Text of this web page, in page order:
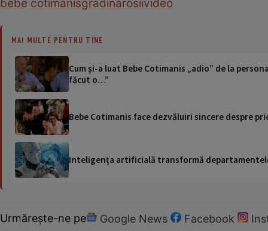
bebe cotimanisgradinarosiivideo
MAI MULTE PENTRU TINE
Cum și-a luat Bebe Cotimanis „adio” de la
făcut o…”
Bebe Cotimanis face dezvăluiri sincere despre
Inteligența artificială transformă
Urmărește-ne pe Google News Facebook